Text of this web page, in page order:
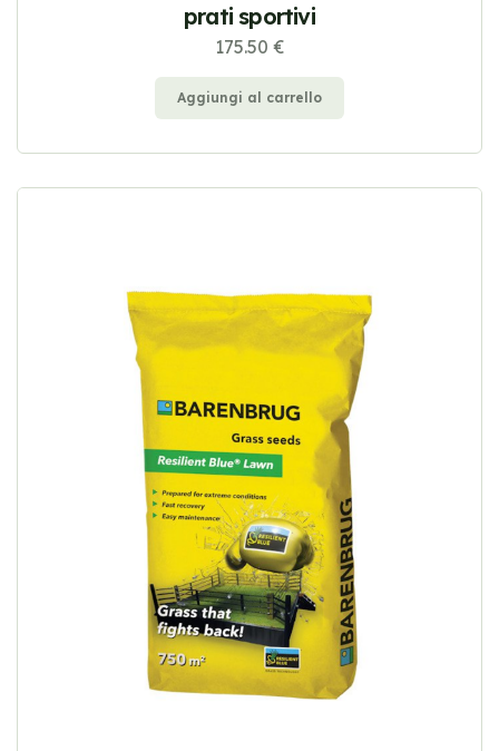
prati sportivi
175.50 €
Aggiungi al carrello